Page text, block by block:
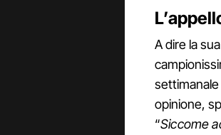
A dire la
settimanale
opinione,
“Siccome